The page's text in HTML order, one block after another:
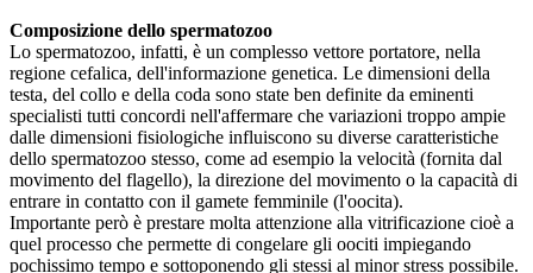
Composizione dello spermatozoo
Lo spermatozoo, infatti, è un complesso vettore portatore, nella
regione cefalica, dell'informazione genetica. Le dimensioni della
testa, del collo e della coda sono state ben definite da eminenti
specialisti tutti concordi nell'affermare che variazioni troppo ampie
dalle dimensioni fisiologiche influiscono su diverse caratteristiche
dello spermatozoo stesso, come ad esempio la velocità (fornita dal
movimento del flagello), la direzione del movimento o la capacità di
entrare in contatto con il gamete femminile (l'oocita).
Importante però è prestare molta attenzione alla vitrificazione cioè a
quel processo che permette di congelare gli oociti impiegando
pochissimo tempo e sottoponendo gli stessi al minor stress possibile.